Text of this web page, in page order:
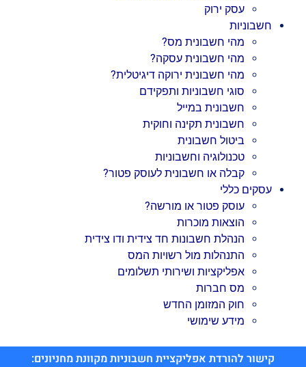
עסק ירוק
חשבוניות
מהי חשבונית מס?
מהי חשבונית עסקה?
מהי חשבונית ירוקה דיגיטלית?
סוגי חשבוניות ותפקידם
חשבונית במייל
חשבונית תקינה וחוקית
ביטול חשבונית
טכנולוגיה וחשבוניות
קבלה או חשבונית לעוסק פטור?
עסקים כללי
עוסק פטור או מורשה?
הוצאות מוכרות
הנהלת חשבונות חד צידית ודו צידית
התנהלות מול רשויות המס
אפליקציות ושירותי תשלומים
מס חברות
חוק המזומן החדש
מידע שימושי
קישור להורדת אפליקציית חשבוניות מקוונת מחניונים: